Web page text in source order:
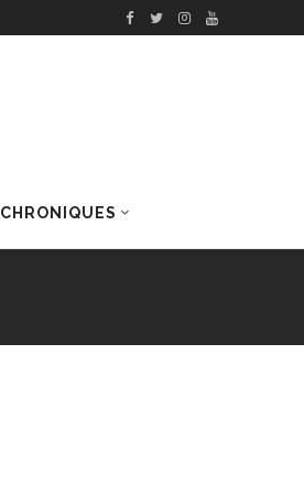
CHRONIQUES
DERNIERS ARTICLES